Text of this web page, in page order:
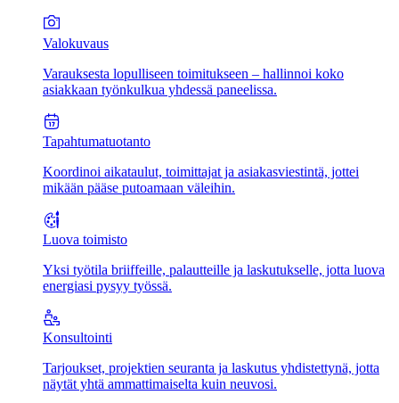
Valokuvaus
Varauksesta lopulliseen toimitukseen – hallinnoi koko
asiakkaan työnkulkua yhdessä paneelissa.
Tapahtumatuotanto
Koordinoi aikataulut, toimittajat ja asiakasviestintä, jottei
mikään pääse putoamaan väleihin.
Luova toimisto
Yksi työtila briiffeille, palautteille ja laskutukselle, jotta luova
energiasi pysyy työssä.
Konsultointi
Tarjoukset, projektien seuranta ja laskutus yhdistettynä, jotta
näytät yhtä ammattimaiselta kuin neuvosi.